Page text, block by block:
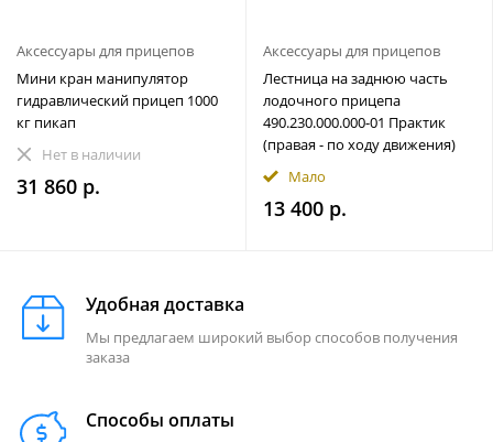
Аксессуары для прицепов
Мини кран манипулятор
гидравлический прицеп 1000
кг пикап
Нет в наличии
31 860 р.
Аксессуары для прицепов
Лестница на заднюю часть
лодочного прицепа
490.230.000.000-01 Практик
(правая - по ходу движения)
Мало
13 400 р.
Удобная доставка
Мы предлагаем широкий выбор способов получения
заказа
Способы оплаты